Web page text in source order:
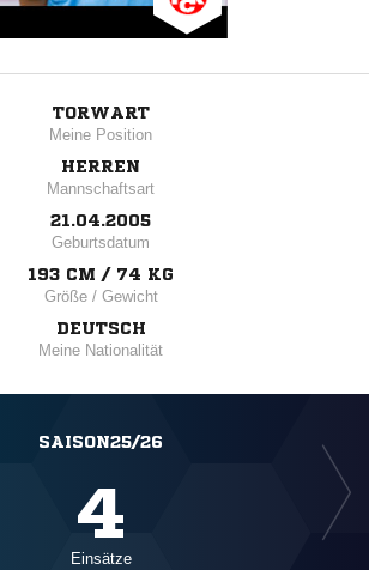
TORWART
Meine Position
HERREN
Mannschaftsart
21.04.2005
Geburtsdatum
193 CM / 74 KG
Größe / Gewicht
DEUTSCH
Meine Nationalität
SAISON25/26
4
Einsätze